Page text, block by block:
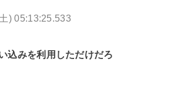
) 05:13:25.533
込みを利用しただけだろ